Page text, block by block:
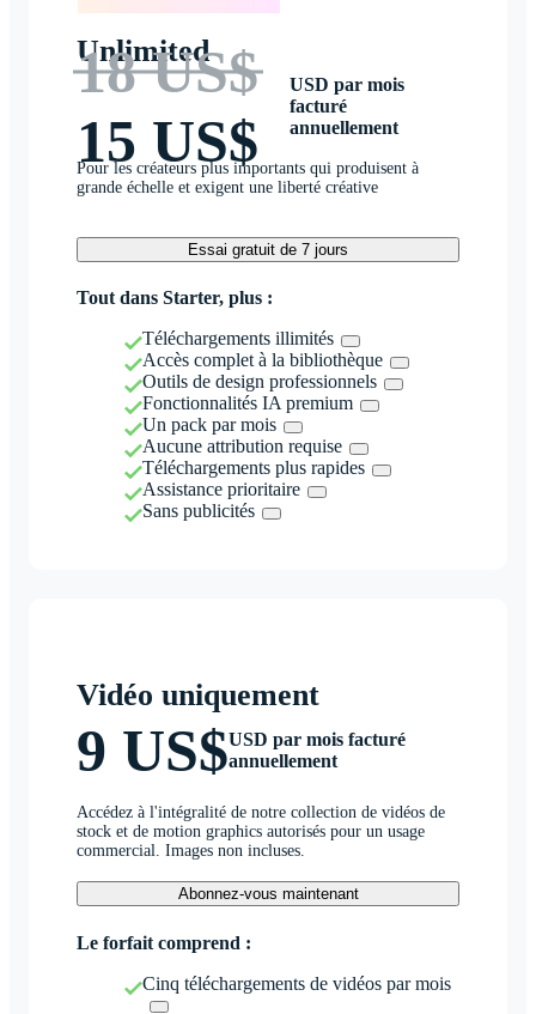
Unlimited
18 US$
15 US$
USD par mois
facturé
annuellement
Pour les créateurs plus importants qui produisent à
grande échelle et exigent une liberté créative
Essai gratuit de 7 jours
Tout dans Starter, plus :
Téléchargements illimités
Accès complet à la bibliothèque
Outils de design professionnels
Fonctionnalités IA premium
Un pack par mois
Aucune attribution requise
Téléchargements plus rapides
Assistance prioritaire
Sans publicités
Vidéo uniquement
9 US$USD par mois facturé
annuellement
Accédez à l'intégralité de notre collection de vidéos de
stock et de motion graphics autorisés pour un usage
commercial. Images non incluses.
Abonnez-vous maintenant
Le forfait comprend :
Cinq téléchargements de vidéos par mois